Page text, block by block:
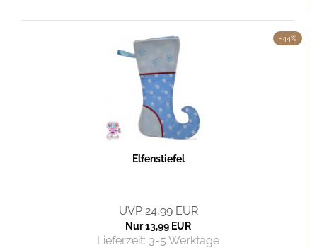
-44%
Elfenstiefel
UVP 24,99 EUR
Nur 13,99 EUR
Lieferzeit: 3-5 Werktage